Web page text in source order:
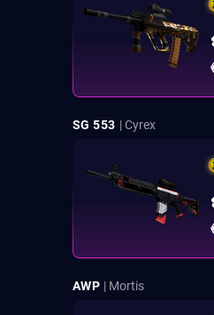
SG 553 | Cyrex
AWP | Mortis